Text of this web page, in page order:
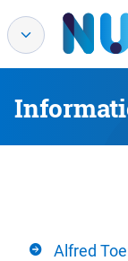
Alfred